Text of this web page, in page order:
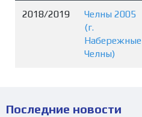
2018/2019
Челны 2005
(г.
Набережные
Челны)
Последние новости